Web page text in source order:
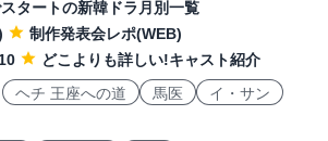
スタートの新韓ドラ月別一覧
制作発表会レポ(WEB)
どこよりも詳しい!キャスト紹介
ヘチ 王座への道 馬医
イ・サン